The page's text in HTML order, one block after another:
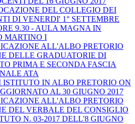
DEL COLLEGIO DEI
DI VENERDI' 1° SETTEMBRE
9.30 - AULA MAGNA IN
MARTINO I
ALL'ALBO PRETORIO
DELLE GRADUATORIE DI
PRIMA E SECONDA FASCIA
ATA
ISTITUTO IN ALBO PRETORIO ON
AL 30 GIUGNO 2017
ALL'ALBO PRETORIO
DEL VERBALE DEL CONSIGLIO
N. 03-2017 DELL'8 GIUGNO